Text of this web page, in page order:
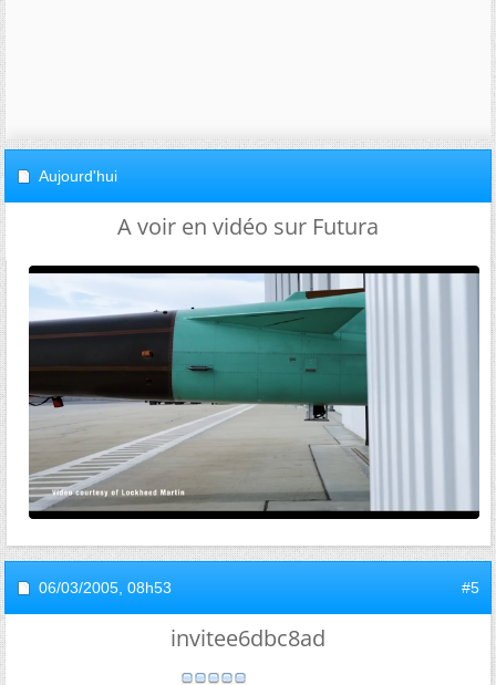
Aujourd'hui
A voir en vidéo sur Futura
06/03/2005, 08h53 #5
invitee6dbc8ad